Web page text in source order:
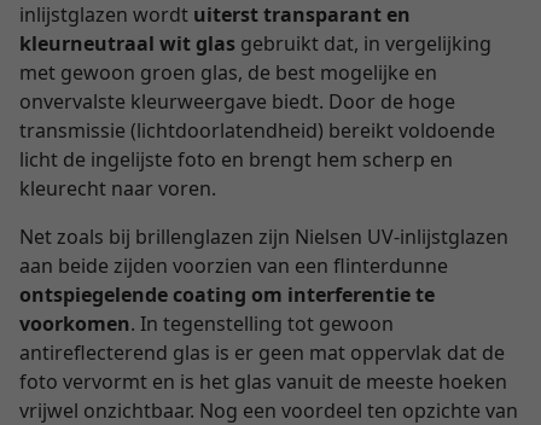
inlijstglazen wordt uiterst transparant en
kleurneutraal wit glas gebruikt dat, in vergelijking
met gewoon groen glas, de best mogelijke en
onvervalste kleurweergave biedt. Door de hoge
transmissie (lichtdoorlatendheid) bereikt voldoende
licht de ingelijste foto en brengt hem scherp en
kleurecht naar voren.
Net zoals bij brillenglazen zijn Nielsen UV-inlijstglazen
aan beide zijden voorzien van een flinterdunne
ontspiegelende coating om interferentie te
voorkomen. In tegenstelling tot gewoon
antireflecterend glas is er geen mat oppervlak dat de
foto vervormt en is het glas vanuit de meeste hoeken
vrijwel onzichtbaar. Nog een voordeel ten opzichte van